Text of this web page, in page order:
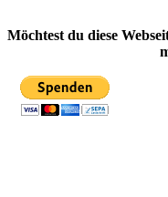
Möchtest du diese